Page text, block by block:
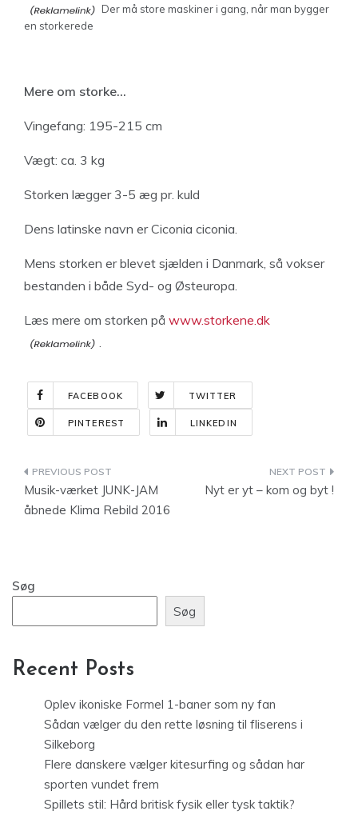
Der må store maskiner i gang, når man bygger
en storkerede
Mere om storke…
Vingefang: 195-215 cm
Vægt: ca. 3 kg
Storken lægger 3-5 æg pr. kuld
Dens latinske navn er Ciconia ciconia.
Mens storken er blevet sjælden i Danmark, så vokser
bestanden i både Syd- og Østeuropa.
Læs mere om storken på www.storkene.dk
.
FACEBOOK TWITTER
PINTEREST LINKEDIN
Indlægsnavigation
Musik-værket JUNK-JAM
åbnede Klima Rebild 2016
Nyt er yt – kom og byt !
Søg
Søg
Recent Posts
Oplev ikoniske Formel 1-baner som ny fan
Sådan vælger du den rette løsning til fliserens i
Silkeborg
Flere danskere vælger kitesurfing og sådan har
sporten vundet frem
Spillets stil: Hård britisk fysik eller tysk taktik?